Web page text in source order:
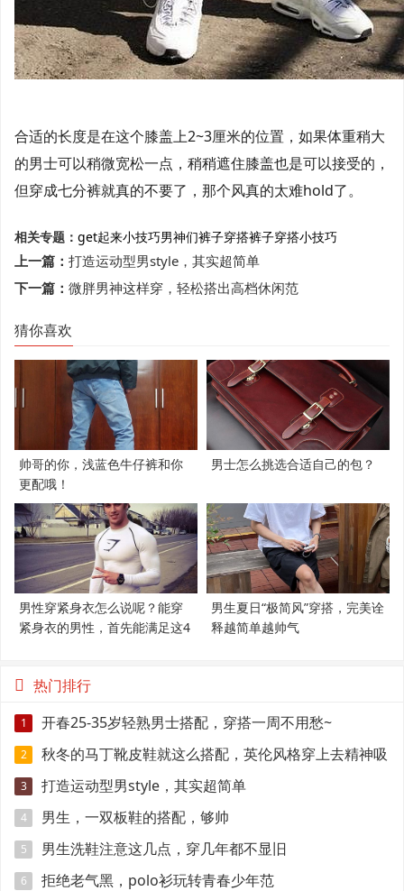
合适的长度是在这个膝盖上2~3厘米的位置，如果体重稍大
的男士可以稍微宽松一点，稍稍遮住膝盖也是可以接受的，
但穿成七分裤就真的不要了，那个风真的太难hold了。
相关专题： get起来小技巧男神们裤子穿搭裤子穿搭小技巧
上一篇： 打造运动型男style，其实超简单
下一篇： 微胖男神这样穿，轻松搭出高档休闲范
猜你喜欢
帅哥的你，浅蓝色牛仔裤和你
更配哦！
男士怎么挑选合适自己的包？
男性穿紧身衣怎么说呢？能穿
紧身衣的男性，首先能满足这4
男生夏日“极简风”穿搭，完美诠
释越简单越帅气
热门排行
1 开春25-35岁轻熟男士搭配，穿搭一周不用愁~
2
秋冬的马丁靴皮鞋就这么搭配，英伦风格穿上去精神吸
引眼球
3 打造运动型男style，其实超简单
4 男生，一双板鞋的搭配，够帅
5 男生洗鞋注意这几点，穿几年都不显旧
6 拒绝老气黑，polo衫玩转青春少年范